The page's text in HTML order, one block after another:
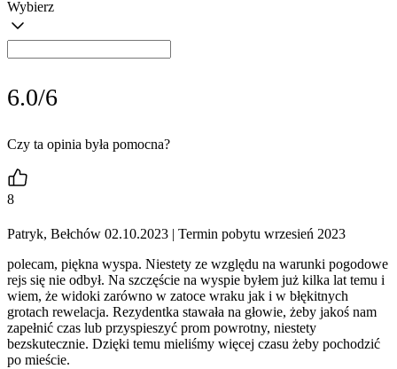
Wybierz
6.0/6
Czy ta opinia była pomocna?
8
Patryk, Bełchów 02.10.2023 | Termin pobytu wrzesień 2023
polecam, piękna wyspa. Niestety ze względu na warunki pogodowe
rejs się nie odbył. Na szczęście na wyspie byłem już kilka lat temu i
wiem, że widoki zarówno w zatoce wraku jak i w błękitnych
grotach rewelacja. Rezydentka stawała na głowie, żeby jakoś nam
zapełnić czas lub przyspieszyć prom powrotny, niestety
bezskutecznie. Dzięki temu mieliśmy więcej czasu żeby pochodzić
po mieście.